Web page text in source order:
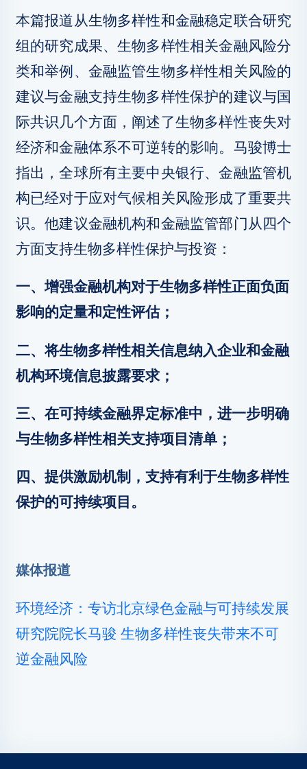
本篇报道从生物多样性和金融稳定联合研究
组的研究成果、生物多样性相关金融风险分
类和举例、金融监管生物多样性相关风险的
建议与金融支持生物多样性保护的建议与国
际共识几个方面，阐述了生物多样性丧失对
经济和金融体系不可逆转的影响。马骏博士
指出，全球所有主要中央银行、金融监管机
构已经对于应对气候相关风险形成了重要共
识。他建议金融机构和金融监管部门从四个
方面支持生物多样性保护与投资：
一、增强金融机构对于生物多样性正面负面
影响的定量和定性评估；
二、将生物多样性相关信息纳入企业和金融
机构环境信息披露要求；
三、在可持续金融界定标准中，进一步明确
与生物多样性相关支持项目清单；
四、提供激励机制，支持有利于生物多样性
保护的可持续项目。
媒体报道
环境经济：专访北京绿色金融与可持续发展
研究院院长马骏 生物多样性丧失带来不可
逆金融风险